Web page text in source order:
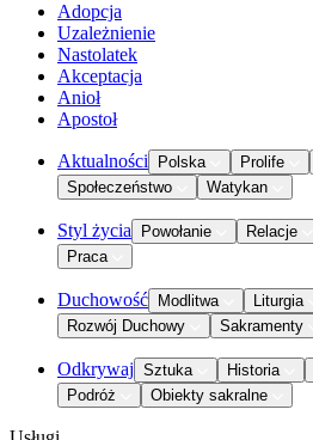
Adopcja
Uzależnienie
Nastolatek
Akceptacja
Anioł
Apostoł
Aktualności Polska Prolife
Społeczeństwo
Watykan
Styl życia Powołanie Relacje
Praca
Duchowość Modlitwa Liturgia
Rozwój Duchowy
Sakramenty
Odkrywaj Sztuka Historia
Podróż
Obiekty sakralne